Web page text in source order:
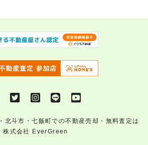
北斗市・七飯町での不動産売却・無料査定は
株式会社 EverGreen